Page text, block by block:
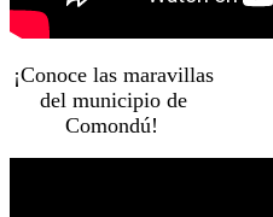
¡Conoce las maravillas
del municipio de
Comondú!